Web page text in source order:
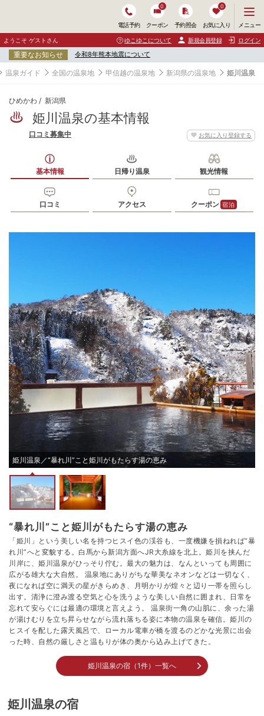
電話予約 クーポン
0
予約照会 お気に入り
0
ニ
ュ
ー
開
く
メニュー
ようこそ ゲストさん ゆこゆこについて 新規会員登録 ログイン
重要なお知らせ 令和8年熊本地震について
温泉ガイド 全国の温泉地 甲信越の温泉地 新潟県の温泉地 姫川温泉
ひめかわ 新潟県
姫川温泉の基本情報
お気に入り登録する
口コミ募集中
基本情報 日帰り温泉 観光情報
口コミ アクセス クーポン 宿泊
姫川温泉／“暴れ川”こと姫川がもたらす湯の恵み
“暴れ川”こと姫川がもたらす湯の恵み
「姫川」という美しい名を持つヒスイ色の渓谷も、一度機嫌を損ねれば“暴
れ川”へと変貌する。白馬から新潟方面へJR大糸線を北上。姫川を挟んだ
川岸に、姫川温泉がひっそり佇む。最大の魅力は、なんといっても周囲に
広がる雄大な大自然。 温泉地にありがちな華美なネオンなどは一切なく、
夜になれば空に満天の星がきらめき、月明かりが煌々と辺り一帯を照らし
出す。清浄に澄み渡る空気と心を洗うような美しい自然に囲まれ、日常を
忘れて安らぐには最適の環境と言えよう。 温泉街一角の山肌に、余った湯
が湯けむりを立ち昇らせながら流れ落ちる姿に本物の温泉を確信。姫川の
ヒスイを配した露天風呂で、ローカル電車が橋を渡るのどかな光景に出会
った時、自然の厳しさと温もりが体の奥から込み上げてきた。
姫川温泉の宿（1件）一覧へ
姫川温泉の宿